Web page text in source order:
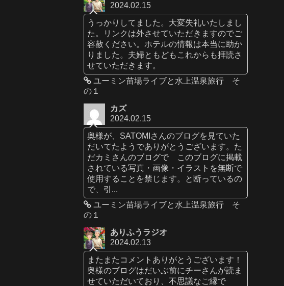
2024.02.15
うっかりしてました。大変失礼いたしまし
た。リンクは外させていただきますのでご
容赦ください。ホテルの情報は本当に助か
りました。夫婦ともどもこれからも拝読さ
せていただきます。
ユーミン苗場ライブと水上温泉旅行 そ
の１
カズ
2024.02.15
奥様が、SATOMIさんのブログを見ていた
だいてたようでありがとうございます。た
だカミさんのブログで このブログに掲載
されている写真・画像・イラストを無断で
使用することを禁じます。と断っているの
で、引...
ユーミン苗場ライブと水上温泉旅行 そ
の１
ありふうラジオ
2024.02.13
またまたコメントありがとうございます！
奥様のブログはだいぶ前にチーさんが読ま
せていただいており、不思議なご縁で